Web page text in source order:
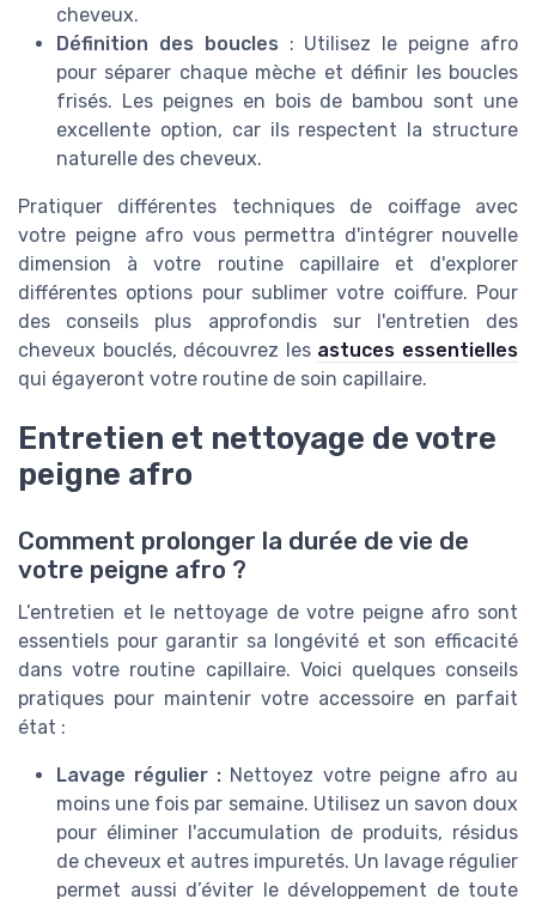
cheveux.
Définition des boucles : Utilisez le peigne afro
pour séparer chaque mèche et définir les boucles
frisés. Les peignes en bois de bambou sont une
excellente option, car ils respectent la structure
naturelle des cheveux.
Pratiquer différentes techniques de coiffage avec
votre peigne afro vous permettra d'intégrer nouvelle
dimension à votre routine capillaire et d'explorer
différentes options pour sublimer votre coiffure. Pour
des conseils plus approfondis sur l'entretien des
cheveux bouclés, découvrez les astuces essentielles
qui égayeront votre routine de soin capillaire.
Entretien et nettoyage de votre
peigne afro
Comment prolonger la durée de vie de
votre peigne afro ?
L’entretien et le nettoyage de votre peigne afro sont
essentiels pour garantir sa longévité et son efficacité
dans votre routine capillaire. Voici quelques conseils
pratiques pour maintenir votre accessoire en parfait
état :
Lavage régulier : Nettoyez votre peigne afro au
moins une fois par semaine. Utilisez un savon doux
pour éliminer l'accumulation de produits, résidus
de cheveux et autres impuretés. Un lavage régulier
permet aussi d’éviter le développement de toute